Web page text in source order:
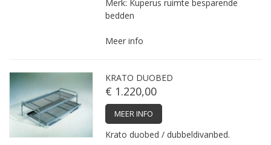
Merk: Kuperus ruimte besparende
bedden
Meer info
KRATO DUOBED
€ 1.220,00
MEER INFO
Krato duobed / dubbeldivanbed.